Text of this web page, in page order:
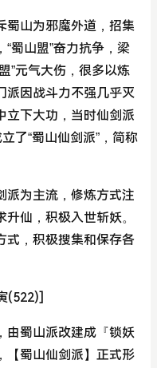
蜀山为邪魔外道，招集
蜀山盟”奋力抗争，梁
”元气大伤，很多以炼
派因战斗力不强几乎灭
立下大功，当时仙剑派
了“蜀山仙剑派”，简称
派为主流，修炼方式注
仙，积极入世斩妖。
式，积极搜集和保存各
(522)]
由蜀山派改建成『锁妖
【蜀山仙剑派】正式形